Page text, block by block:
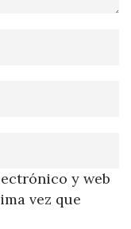
y web
vez que